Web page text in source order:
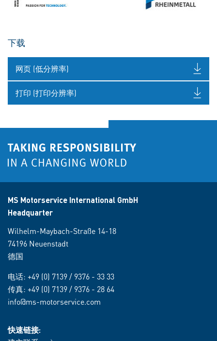
下载
网页 (低分辨率)
打印 (打印分辨率)
MS Motorservice International GmbH
Headquarter
Wilhelm-Maybach-Straße 14-18
74196 Neuenstadt
德国
电话: +49 (0) 7139 / 9376 - 33 33
传真: +49 (0) 7139 / 9376 - 28 64
info@ms-motorservice.com
快速链接: